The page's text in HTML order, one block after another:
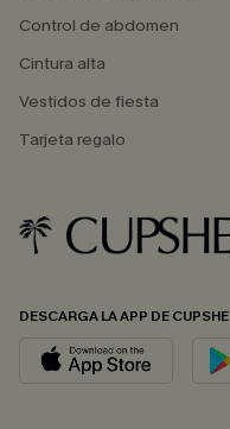
Control de abdomen
Cintura alta
Vestidos de fiesta
Tarjeta regalo
DESCARGA LA APP DE CUPSHE